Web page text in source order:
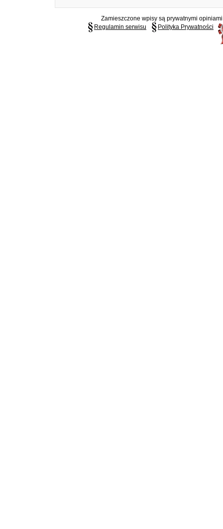
Zamieszczone wpisy są prywatnymi
Regulamin serwisu
Polityka Prywatności